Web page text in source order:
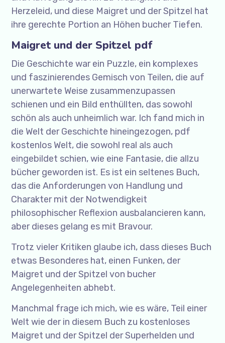
Herzeleid, und diese Maigret und der Spitzel hat
ihre gerechte Portion an Höhen bucher Tiefen.
Maigret und der Spitzel pdf
Die Geschichte war ein Puzzle, ein komplexes
und faszinierendes Gemisch von Teilen, die auf
unerwartete Weise zusammenzupassen
schienen und ein Bild enthüllten, das sowohl
schön als auch unheimlich war. Ich fand mich in
die Welt der Geschichte hineingezogen, pdf
kostenlos Welt, die sowohl real als auch
eingebildet schien, wie eine Fantasie, die allzu
bücher geworden ist. Es ist ein seltenes Buch,
das die Anforderungen von Handlung und
Charakter mit der Notwendigkeit
philosophischer Reflexion ausbalancieren kann,
aber dieses gelang es mit Bravour.
Trotz vieler Kritiken glaube ich, dass dieses Buch
etwas Besonderes hat, einen Funken, der
Maigret und der Spitzel von bucher
Angelegenheiten abhebt.
Manchmal frage ich mich, wie es wäre, Teil einer
Welt wie der in diesem Buch zu kostenloses
Maigret und der Spitzel der Superhelden und